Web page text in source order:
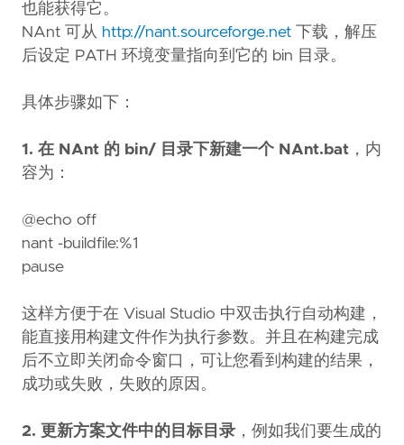
也能获得它。
NAnt 可从 http://nant.sourceforge.net 下载，解压
后设定 PATH 环境变量指向到它的 bin 目录。
具体步骤如下：
1. 在 NAnt 的 bin/ 目录下新建一个 NAnt.bat ，内
容为：
@echo off
nant -buildfile:%1
pause
这样方便于在 Visual Studio 中双击执行自动构建，
能直接用构建文件作为执行参数。并且在构建完成
后不立即关闭命令窗口，可让您看到构建的结果，
成功或失败，失败的原因。
2. 更新方案文件中的目标目录 ，例如我们要生成的